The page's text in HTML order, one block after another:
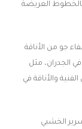
بالخطوط العريضة
جو من الأناقة
الجدران، مثل
والأناقة في
الخشبي